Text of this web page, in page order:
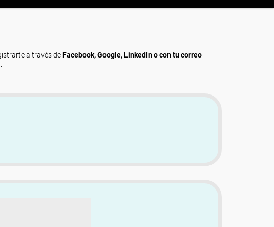
a través deFacebook, Google, LinkedIn o con tu correo